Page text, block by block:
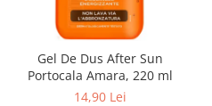
Creion si tus ochi
Ruj si creion buze
Produse stilizare sprancene
Gel De Dus After Sun
Portocala Amara, 220 ml
14,90 Lei